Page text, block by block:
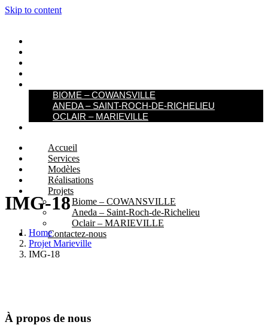
Skip to content
BIOME – COWANSVILLE​
ANEDA – SAINT-ROCH-DE-RICHELIEU
OCLAIR – MARIEVILLE
Accueil
Services
Modèles
Réalisations
Projets
Biome – COWANSVILLE​
Aneda – Saint-Roch-de-Richelieu
Oclair – MARIEVILLE
Contactez-nous
IMG-18
Home
Projet Marieville
IMG-18
À propos de nous